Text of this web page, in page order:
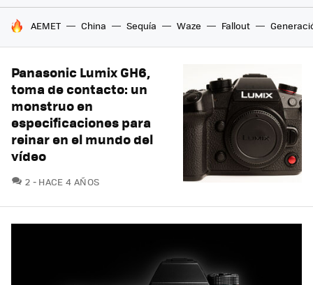
HOY SE HABLA DE
AEMET China Sequía Waze Fallout
Panasonic Lumix GH6,
toma de contacto: un
monstruo en
especificaciones para
reinar en el mundo del
vídeo
2 COMENTARIOS
HACE 4 AÑOS